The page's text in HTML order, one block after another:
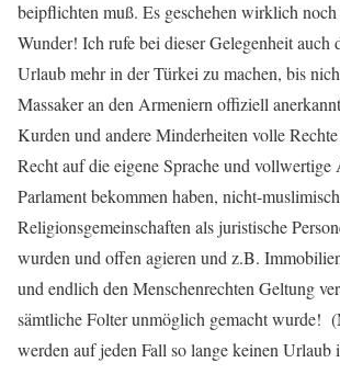
beipflichten muß. Es geschehen wirklich
Wunder! Ich rufe bei dieser Gelegenheit auch
Urlaub mehr in der Türkei zu machen, bis
Massaker an den Armeniern offiziell
Kurden und andere Minderheiten volle
Recht auf die eigene Sprache und
Parlament bekommen haben, nicht-
Religionsgemeinschaften als juristische
wurden und offen agieren und z.B.
und endlich den Menschenrechten Geltung
sämtliche Folter unmöglich gemacht wurde!
werden auf jeden Fall so lange keinen Urlaub